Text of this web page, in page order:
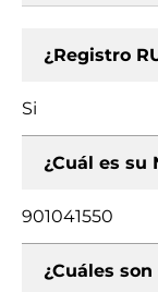
¿Registro
Si
¿Cuál es su
901041550
¿Cuáles